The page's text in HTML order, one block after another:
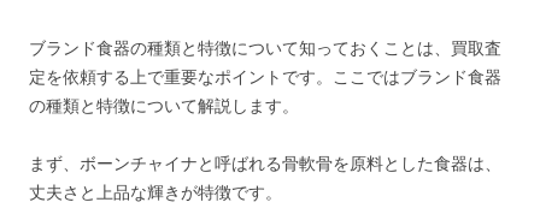
ブランド食器の種類と特徴について知っておくことは、買取査
定を依頼する上で重要なポイントです。ここではブランド食器
の種類と特徴について解説します。
まず、ボーンチャイナと呼ばれる骨軟骨を原料とした食器は、
丈夫さと上品な輝きが特徴です。